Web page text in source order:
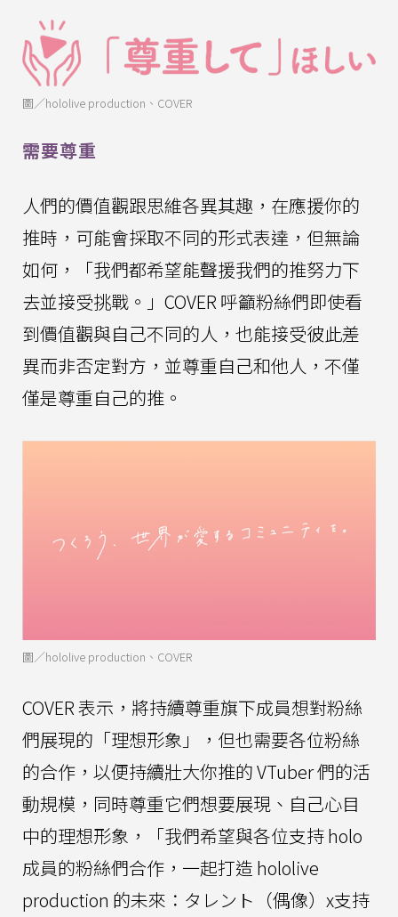
圖／hololive production、COVER
需要尊重
人們的價值觀跟思維各異其趣，在應援你的
推時，可能會採取不同的形式表達，但無論
如何，「我們都希望能聲援我們的推努力下
去並接受挑戰。」COVER 呼籲粉絲們即使看
到價值觀與自己不同的人，也能接受彼此差
異而非否定對方，並尊重自己和他人，不僅
僅是尊重自己的推。
圖／hololive production、COVER
COVER 表示，將持續尊重旗下成員想對粉絲
們展現的「理想形象」，但也需要各位粉絲
的合作，以便持續壯大你推的 VTuber 們的活
動規模，同時尊重它們想要展現、自己心目
中的理想形象，「我們希望與各位支持 holo
成員的粉絲們合作，一起打造 hololive
production 的未來：タレント（偶像）x支持